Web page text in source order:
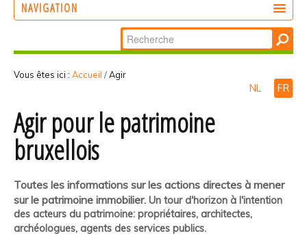
NAVIGATION
Chercher par
Recherche
avancée…
Vous êtes ici : Accueil /Agir
NL FR
Agir pour le patrimoine
bruxellois
Toutes les informations sur les actions directes à mener
sur le patrimoine immobilier. Un tour d'horizon à l'intention
des acteurs du patrimoine: propriétaires, architectes,
archéologues, agents des services publics.